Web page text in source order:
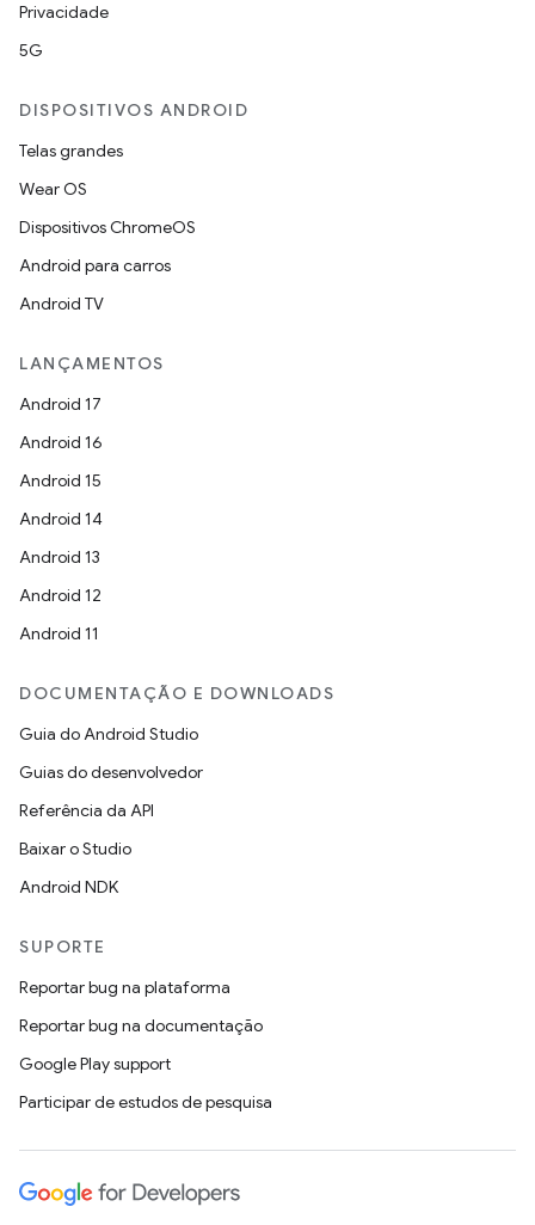
Privacidade
5G
DISPOSITIVOS ANDROID
Telas grandes
Wear OS
Dispositivos ChromeOS
Android para carros
Android TV
LANÇAMENTOS
Android 17
Android 16
Android 15
Android 14
Android 13
Android 12
Android 11
DOCUMENTAÇÃO E DOWNLOADS
Guia do Android Studio
Guias do desenvolvedor
Referência da API
Baixar o Studio
Android NDK
SUPORTE
Reportar bug na plataforma
Reportar bug na documentação
Google Play support
Participar de estudos de pesquisa